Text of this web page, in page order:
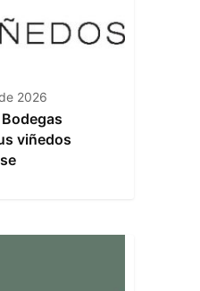
2026
viñedos